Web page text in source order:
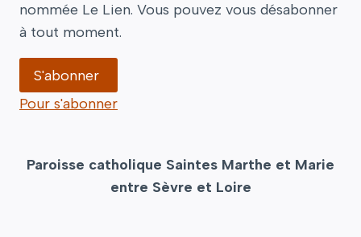
nommée Le Lien. Vous pouvez vous désabonner
à tout moment.
Pour s'abonner
Paroisse catholique Saintes Marthe et Marie
entre Sèvre et Loire